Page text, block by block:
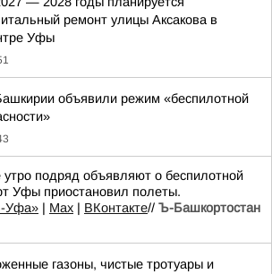
ремонт улицы Аксакова в
Уфы
объявили режим «беспилотной
подряд объявляют о беспилотной
Уфы приостановил полеты.
Уфа» | Max | ВКонтакте// Ъ-Башкортостан
газоны, чистые тротуары и